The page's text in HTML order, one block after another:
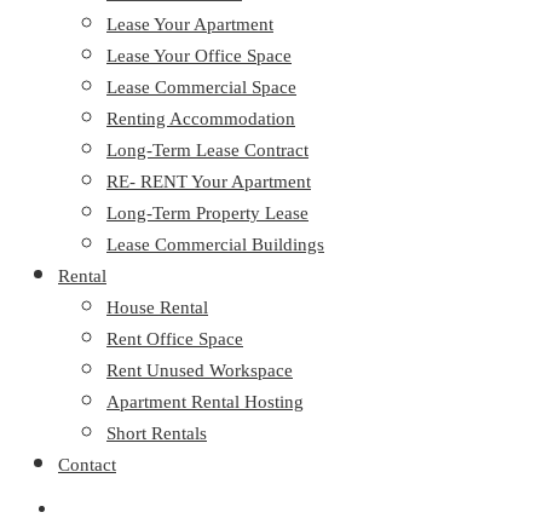
Lease Your Apartment
Lease Your Office Space
Lease Commercial Space
Renting Accommodation
Long-Term Lease Contract
RE- RENT Your Apartment
Long-Term Property Lease
Lease Commercial Buildings
Rental
House Rental
Rent Office Space
Rent Unused Workspace
Apartment Rental Hosting
Short Rentals
Contact